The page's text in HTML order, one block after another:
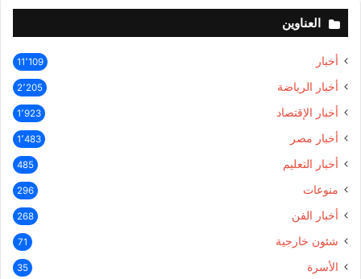
العناوين
أخبار 11٬109
أخبار الرياضة 2٬205
أخبار الإقتصاد 1٬923
أخبار مصر 1٬483
أخبار التعليم 485
منوعات 296
أخبار الفن 268
شئون خارجية 71
الأسرة 35